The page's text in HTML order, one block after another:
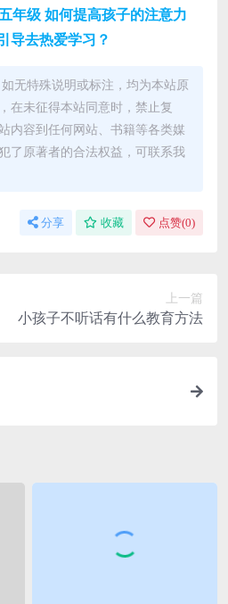
年级 如何提高孩子的注意力
导去热爱学习？
无特殊说明或标注，均为本站原
在未征得本站同意时，禁止复
内容到任何网站、书籍等各类媒
了原著者的合法权益，可联系我
分享 收藏 点赞(0)
上一篇
小孩子不听话有什么教育方法